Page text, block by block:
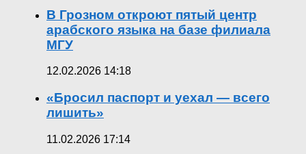
В Грозном откроют пятый центр
арабского языка на базе филиала
МГУ
12.02.2026 14:18
«Бросил паспорт и уехал — всего
лишить»
11.02.2026 17:14